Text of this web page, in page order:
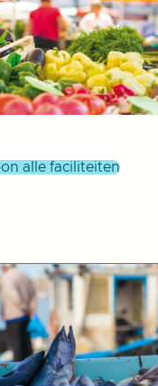
alle faciliteiten